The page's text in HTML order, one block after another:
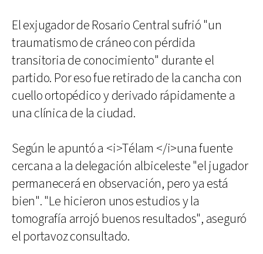
El exjugador de Rosario Central sufrió "un
traumatismo de cráneo con pérdida
transitoria de conocimiento" durante el
partido. Por eso fue retirado de la cancha con
cuello ortopédico y derivado rápidamente a
una clínica de la ciudad.
Según le apuntó a <i>Télam </i>una fuente
cercana a la delegación albiceleste "el jugador
permanecerá en observación, pero ya está
bien". "Le hicieron unos estudios y la
tomografía arrojó buenos resultados", aseguró
el portavoz consultado.